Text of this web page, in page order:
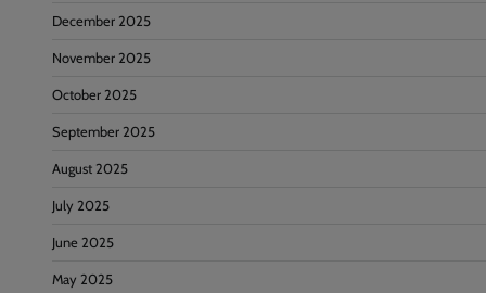
December 2025
November 2025
October 2025
September 2025
August 2025
July 2025
June 2025
May 2025